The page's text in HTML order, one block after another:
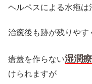
ヘルペスによる水疱は
治癒後も跡が残りやす
瘡蓋を作らない湿潤
けられますが